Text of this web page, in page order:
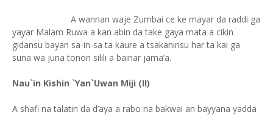
A wannan waje Zumbai ce ke mayar da raddi ga
yayar Malam Ruwa a kan abin da take gaya mata a cikin
gidansu bayan sa-in-sa ta kaure a tsakaninsu har ta kai ga
suna wa juna tonon silili a bainar jama’a.
Nau`in Kishin `Yan`Uwan Miji (II)
A shafi na talatin da d’aya a rabo na bakwai an bayyana yadda